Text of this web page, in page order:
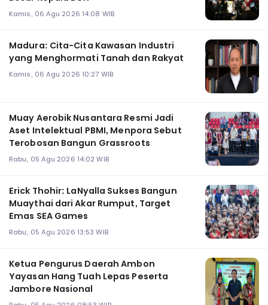
Kamis, 06 Agu 2026 14:08 WIB
Madura: Cita-Cita Kawasan Industri
yang Menghormati Tanah dan Rakyat
Kamis, 06 Agu 2026 10:27 WIB
Muay Aerobik Nusantara Resmi Jadi
Aset Intelektual PBMI, Menpora Sebut
Terobosan Bangun Grassroots
Rabu, 05 Agu 2026 14:02 WIB
Erick Thohir: LaNyalla Sukses Bangun
Muaythai dari Akar Rumput, Target
Emas SEA Games
Rabu, 05 Agu 2026 13:53 WIB
Ketua Pengurus Daerah Ambon
Yayasan Hang Tuah Lepas Peserta
Jambore Nasional